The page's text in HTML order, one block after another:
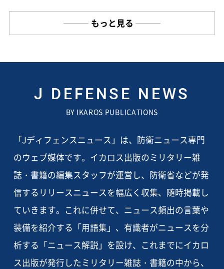
もっと見る
J DEFENSE NEWS
BY IKAROS PUBLICATIONS
「Jディフェンスニュース」は、防衛ニュース専門
のウェブ媒体です。イカロス出版のミリタリー雑
誌・書籍の編集スタッフが運営し、防衛省などが発
信するリリースニュースを幅広く収集、随時掲載し
ていきます。これに併せて、ニュース頻出の言葉や
装備を紹介する「用語集」、有識者がニュースを分
析する「ニュース解説」を設け、これまでにイカロ
ス出版が発行したミリタリー雑誌・書籍の中から、